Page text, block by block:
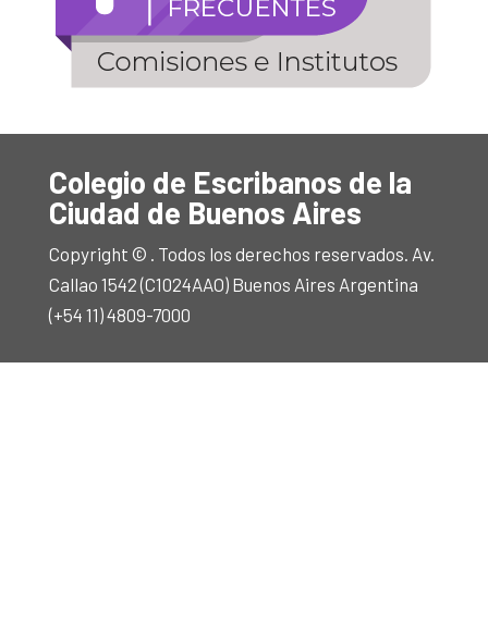
Colegio de Escribanos de la
Ciudad de Buenos Aires
Copyright © . Todos los derechos reservados. Av.
Callao 1542 (C1024AAO) Buenos Aires Argentina
(+54 11) 4809-7000